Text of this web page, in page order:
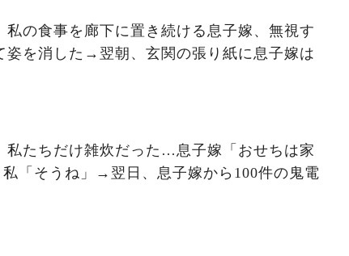
私の食事を廊下に置き続ける息子嫁、無視す
姿を消した→翌朝、玄関の張り紙に息子嫁は
私たちだけ雑炊だった…息子嫁「おせちは家
「そうね」→翌日、息子嫁から100件の鬼電